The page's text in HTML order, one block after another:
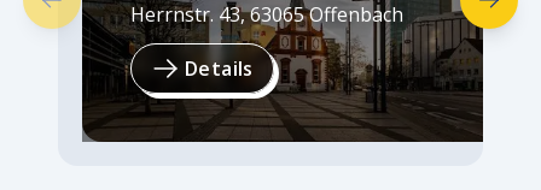
Herrnstr. 43,63065Offenbach
Details